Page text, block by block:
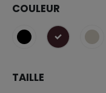
COULEUR
sélectionné
TAILLE